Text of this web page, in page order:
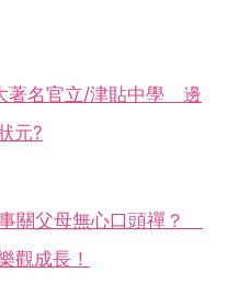
著名官立/津貼中學 邊
元?
關父母無心口頭禪？
觀成長！